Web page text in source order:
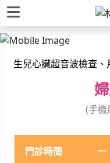
婦科手術、婦女尿失禁手
生兒心臟超音波檢查、
生兒心臟超音波檢查
(手機
門診時間 一